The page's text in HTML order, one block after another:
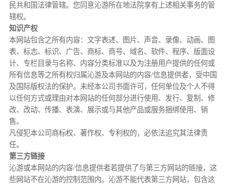
民共和国法律管辖。您同意沁游所在地法院享有上述相关事务的管
辖权。
知识产权
本网站包含之所有内容：文字表述、图片、声音、录像、动画、图
表、标志、标识、广告、商标、商号、域名、软件、程序、版面设
计、专栏目录与名称、内容分类标准以及为注册用户提供的任何或
所有信息等之所有权归属沁游及本网站的内容/信息提供者，受中国
及国际版权法的保护。未经本公司书面许可，任何单位及个人不得
以任何方式或理由对本网站的任何部分进行使用、发行、复制、修
改、改动、传播、表演、展示或与其他产品或服务捆绑使用、销
售。
凡侵犯本公司商标权、著作权、专利权的，必依法追究其法律责
任。
第三方链接
沁游或本网站的内容/信息提供者若提供了与第三方网站的链接，这
些网站不在沁游的控制范围内。沁游不能代表第三方网站，包含这